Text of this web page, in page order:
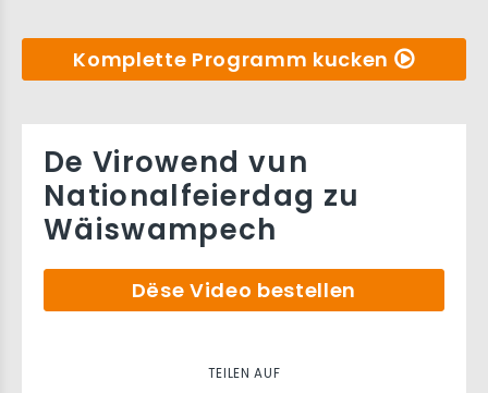
Komplette Programm kucken
De Virowend vun
Nationalfeierdag zu
Wäiswampech
Dëse Video bestellen
TEILEN AUF